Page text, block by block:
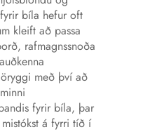
bíla hefur oft
kleift að passa
rafmagnssnoða
með því að
fyrir bíla, þar
á fyrri tíð í